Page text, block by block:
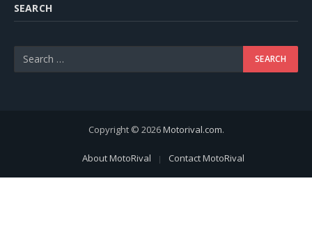
SEARCH
Copyright © 2026Motorival.com.
About MotoRival Contact MotoRival